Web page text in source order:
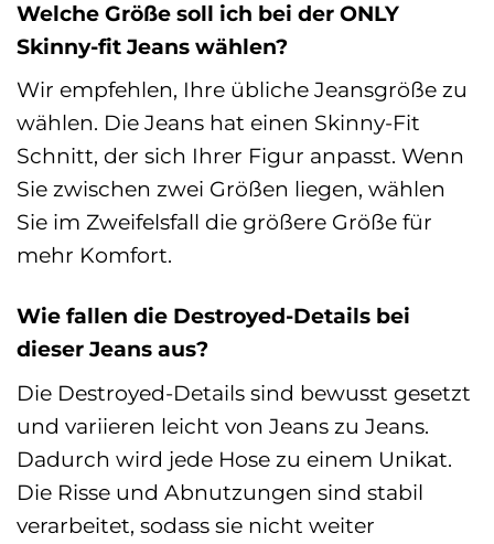
Welche Größe soll ich bei der ONLY
Skinny-fit Jeans wählen?
Wir empfehlen, Ihre übliche Jeansgröße zu
wählen. Die Jeans hat einen Skinny-Fit
Schnitt, der sich Ihrer Figur anpasst. Wenn
Sie zwischen zwei Größen liegen, wählen
Sie im Zweifelsfall die größere Größe für
mehr Komfort.
Wie fallen die Destroyed-Details bei
dieser Jeans aus?
Die Destroyed-Details sind bewusst gesetzt
und variieren leicht von Jeans zu Jeans.
Dadurch wird jede Hose zu einem Unikat.
Die Risse und Abnutzungen sind stabil
verarbeitet, sodass sie nicht weiter